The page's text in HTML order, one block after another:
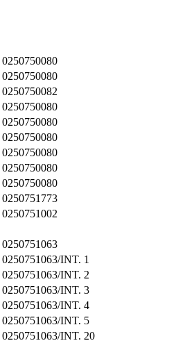
0250750080
0250750080
0250750082
0250750080
0250750080
0250750080
0250750080
0250750080
0250750080
0250751773
0250751002
0250751063
0250751063/INT. 1
0250751063/INT. 2
0250751063/INT. 3
0250751063/INT. 4
0250751063/INT. 5
0250751063/INT. 20